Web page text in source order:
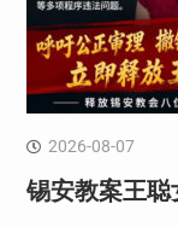
2026-08-07
锡安教案王